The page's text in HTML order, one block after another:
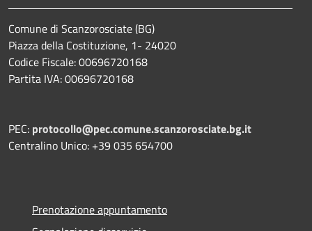
Comune di Scanzorosciate (BG)
Piazza della Costituzione, 1- 24020
Codice Fiscale: 00696720168
Partita IVA: 00696720168
PEC: protocollo@pec.comune.scanzorosciate.bg.it
Centralino Unico: +39 035 654700
Prenotazione appuntamento